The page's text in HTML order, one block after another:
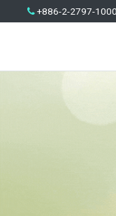
+886-2-2797-1000